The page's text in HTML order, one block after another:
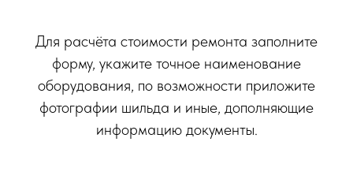
Для расчёта стоимости ремонта заполните
форму, укажите точное наименование
оборудования, по возможности приложите
фотографии шильда и иные, дополняющие
информацию документы.